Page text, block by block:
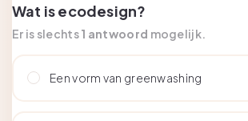
Wat is ecodesign?
Er is slechts1 antwoord mogelijk.
Een vorm van greenwashing